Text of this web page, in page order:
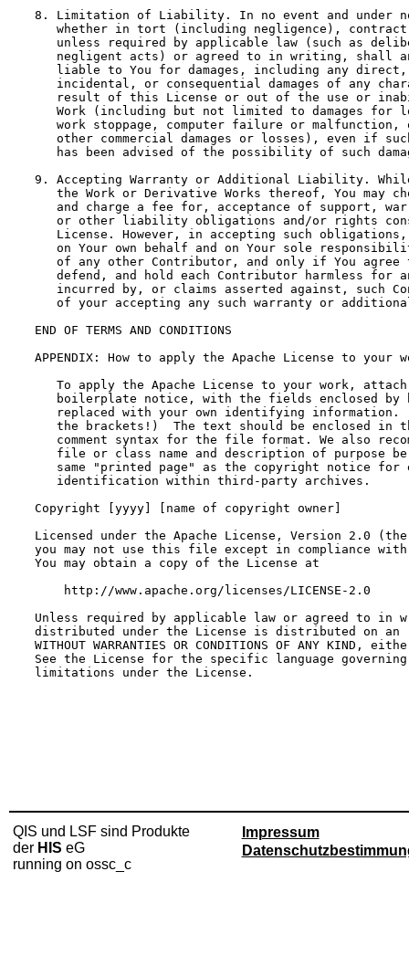
QIS und LSF sind Produkte
der HIS eG
running on ossc_c
Impressum